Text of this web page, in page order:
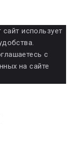
использует
с
на сайте